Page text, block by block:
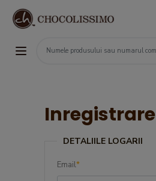
Inregistrare
DETALIILE LOGARII
Email*